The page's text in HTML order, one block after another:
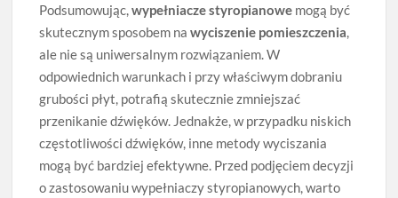
Podsumowując,wypełniacze styropianowe mogą być
skutecznym sposobem nawyciszenie pomieszczenia,
ale nie są uniwersalnym rozwiązaniem. W
odpowiednich warunkach i przy właściwym dobraniu
grubości płyt, potrafią skutecznie zmniejszać
przenikanie dźwięków. Jednakże, w przypadku niskich
częstotliwości dźwięków, inne metody wyciszania
mogą być bardziej efektywne. Przed podjęciem decyzji
o zastosowaniu wypełniaczy styropianowych, warto